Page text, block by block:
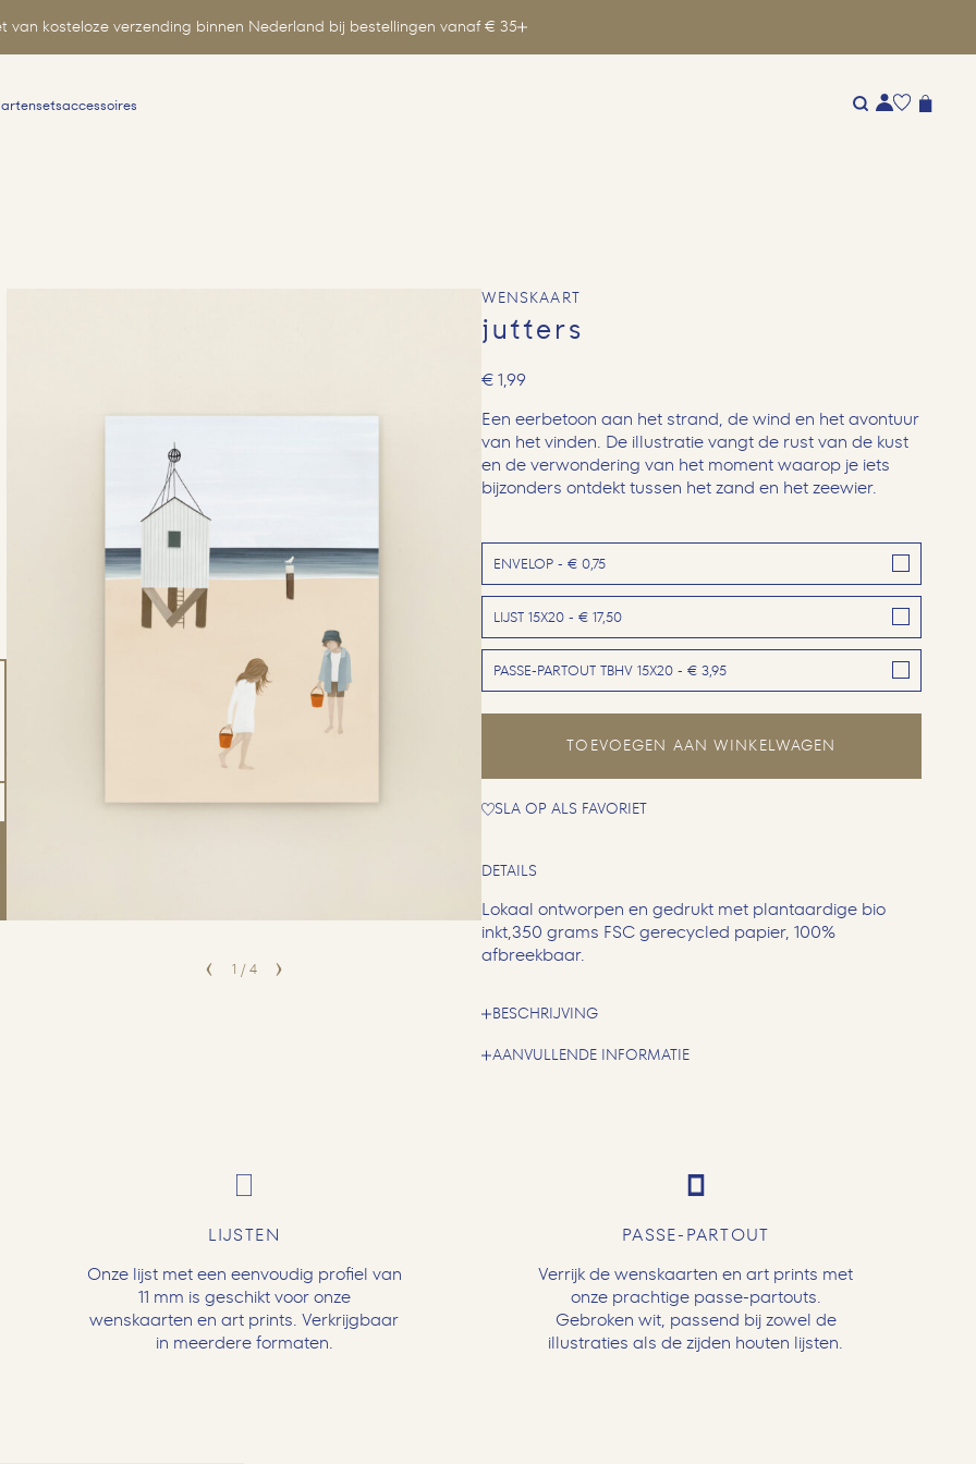
van kosteloze verzending binnen Nederland bij bestellingen vanaf € 35
accessoires
1 / 4
WENSKAART
jutters
€1,99
Een eerbetoon aan het strand, de wind en het avontuur
van het vinden. De illustratie vangt de rust van de kust
en de verwondering van het moment waarop je iets
bijzonders ontdekt tussen het zand en het zeewier.
ENVELOP - € 0,75
LIJST 15X20 - € 17,50
PASSE-PARTOUT TBHV 15X20 - € 3,95
TOEVOEGEN AAN WINKELWAGEN
SLA OP ALS FAVORIET
DETAILS
Lokaal ontworpen en gedrukt met plantaardige bio
inkt,350 grams FSC gerecycled papier, 100%
afbreekbaar.
BESCHRIJVING
AANVULLENDE INFORMATIE
LIJSTEN
Onze lijst met een eenvoudig profiel van
11 mm is geschikt voor onze
wenskaarten en art prints. Verkrijgbaar
in meerdere formaten.
PASSE-PARTOUT
Verrijk de wenskaarten en art prints met
onze prachtige passe-partouts.
Gebroken wit, passend bij zowel de
illustraties als de zijden houten lijsten.